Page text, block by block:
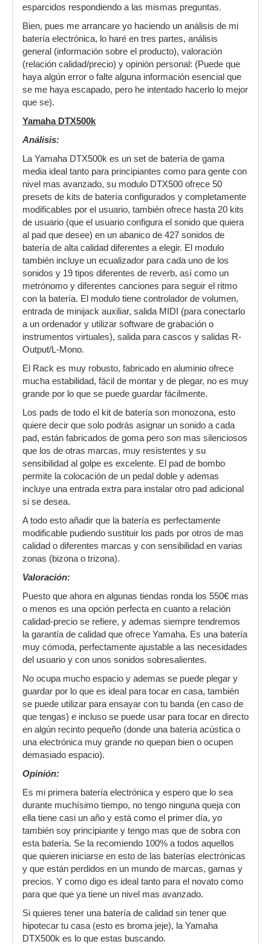
esparcidos respondiendo a las mismas preguntas.
Bien, pues me arrancare yo haciendo un análisis de mi
batería electrónica, lo haré en tres partes, análisis
general (información sobre el producto), valoración
(relación calidad/precio) y opinión personal: (Puede que
haya algún error o falte alguna información esencial que
se me haya escapado, pero he intentado hacerlo lo mejor
que se).
Yamaha DTX500k
Análisis:
La Yamaha DTX500k es un set de batería de gama
media ideal tanto para principiantes como para gente con
nivel mas avanzado, su modulo DTX500 ofrece 50
presets de kits de batería configurados y completamente
modificables por el usuario, también ofrece hasta 20 kits
de usuario (que el usuario configura el sonido que quiera
al pad que desee) en un abanico de 427 sonidos de
batería de alta calidad diferentes a elegir. El modulo
también incluye un ecualizador para cada uno de los
sonidos y 19 tipos diferentes de reverb, así como un
metrónomo y diferentes canciones para seguir el ritmo
con la batería. El modulo tiene controlador de volumen,
entrada de minijack auxiliar, salida MIDI (para conectarlo
a un ordenador y utilizar software de grabación o
instrumentos virtuales), salida para cascos y salidas R-
Output/L-Mono.
El Rack es muy robusto, fabricado en aluminio ofrece
mucha estabilidad, fácil de montar y de plegar, no es muy
grande por lo que se puede guardar fácilmente.
Los pads de todo el kit de batería son monozona, esto
quiere decir que solo podrás asignar un sonido a cada
pad, están fabricados de goma pero son mas silenciosos
que los de otras marcas, muy resistentes y su
sensibilidad al golpe es excelente. El pad de bombo
permite la colocación de un pedal doble y ademas
incluye una entrada extra para instalar otro pad adicional
si se desea.
A todo esto añadir que la batería es perfectamente
modificable pudiendo sustituir los pads por otros de mas
calidad o diferentes marcas y con sensibilidad en varias
zonas (bizona o trizona).
Valoración:
Puesto que ahora en algunas tiendas ronda los 550€ mas
o menos es una opción perfecta en cuanto a relación
calidad-precio se refiere, y ademas siempre tendremos
la garantía de calidad que ofrece Yamaha. Es una batería
muy cómoda, perfectamente ajustable a las necesidades
del usuario y con unos sonidos sobresalientes.
No ocupa mucho espacio y ademas se puede plegar y
guardar por lo que es ideal para tocar en casa, también
se puede utilizar para ensayar con tu banda (en caso de
que tengas) e incluso se puede usar para tocar en directo
en algún recinto pequeño (donde una batería acústica o
una electrónica muy grande no quepan bien o ocupen
demasiado espacio).
Opinión:
Es mi primera batería electrónica y espero que lo sea
durante muchísimo tiempo, no tengo ninguna queja con
ella tiene casi un año y está como el primer día, yo
también soy principiante y tengo mas que de sobra con
esta batería. Se la recomiendo 100% a todos aquellos
que quieren iniciarse en esto de las baterías electrónicas
y que están perdidos en un mundo de marcas, gamas y
precios. Y como digo es ideal tanto para el novato como
para que que ya tiene un nivel mas avanzado.
Si quieres tener una batería de calidad sin tener que
hipotecar tu casa (esto es broma jeje), la Yamaha
DTX500k es lo que estas buscando.